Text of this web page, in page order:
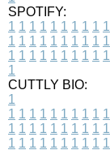
SPOTIFY:
1 1 1 1 1 1 1 1 1 1
1 1 1 1 1 1 1 1 1 1
1 1 1 1 1 1 1 1 1 1
1
CUTTLY BIO:
1
1 1 1 1 1 1 1 1 1 1
1 1 1 1 1 1 1 1 1 1
1 1 1 1 1 1 1 1 1 1